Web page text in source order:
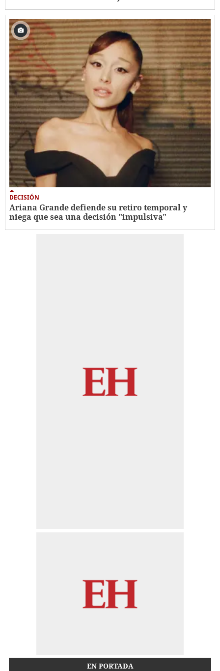
DECISIÓN
Ariana Grande defiende su retiro temporal y
niega que sea una decisión "impulsiva"
EN PORTADA